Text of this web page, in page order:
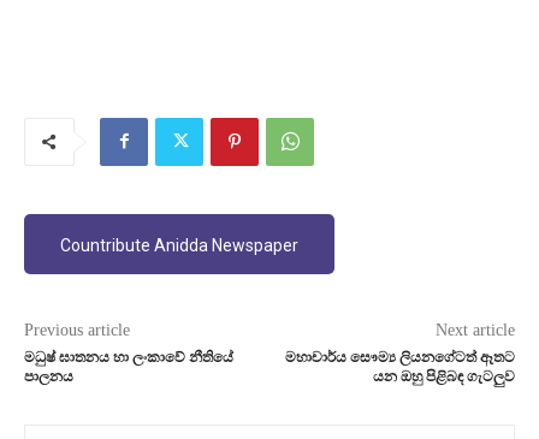
Countribute Anidda Newspaper
Previous article
මධුෂ් ඝාතනය හා ලංකාවේ නීතියේ
පාලනය
Next article
මහාචාර්ය සෞම්‍ය ලියනගේටත් ඈතට
යන ඔහු පිළිබඳ ගැටලුව